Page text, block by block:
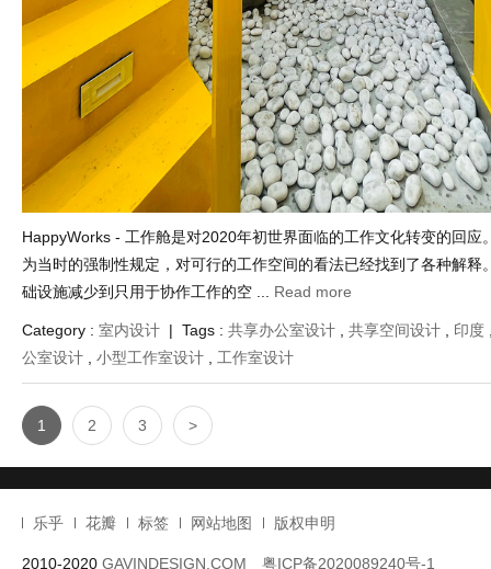
HappyWorks - 工作舱是对2020年初世界面临的工作文化转变的回应
为当时的强制性规定，对可行的工作空间的看法已经找到了各种解释
础设施减少到只用于协作工作的空 ... Read more
Category : 室内设计 | Tags : 共享办公室设计 , 共享空间设计 , 印度
公室设计 , 小型工作室设计 , 工作室设计
1 2 3 >
乐乎 花瓣 标签 网站地图 版权申明
2010-2020 GAVINDESIGN.COM 粤ICP备2020089240号-1